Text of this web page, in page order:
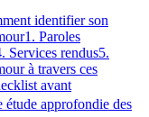
identifier son
1. Paroles
Services rendus5.
à travers ces
avant
approfondie des